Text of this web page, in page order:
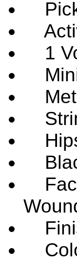
1
Mini